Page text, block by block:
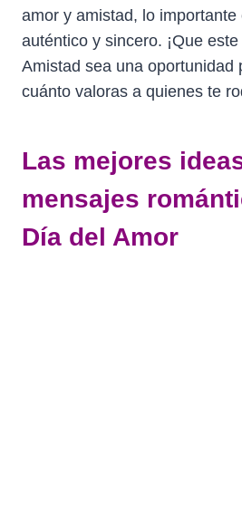
amor y amistad, lo importante
auténtico y sincero. ¡Que
Amistad sea una oportunidad
cuánto valoras a quienes te
Las mejores
mensajes
Día del Amor